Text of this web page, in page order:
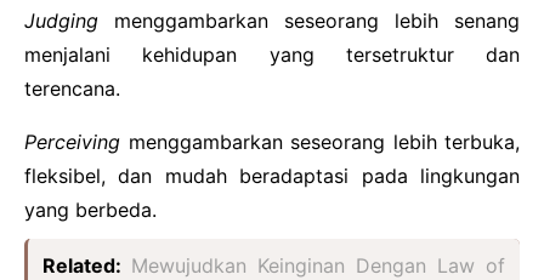
Judging menggambarkan seseorang lebih senang
menjalani kehidupan yang tersetruktur dan
terencana.
Perceiving menggambarkan seseorang lebih terbuka,
fleksibel, dan mudah beradaptasi pada lingkungan
yang berbeda.
Related: Mewujudkan Keinginan Dengan Law of